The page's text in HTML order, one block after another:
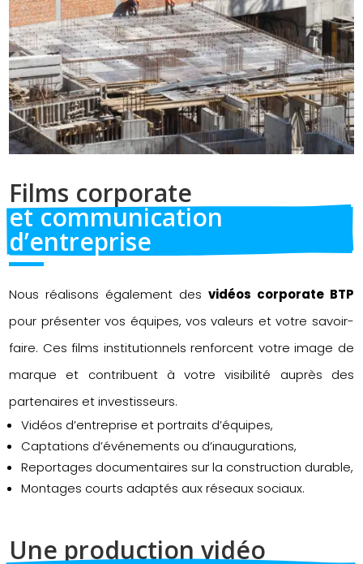
Films corporate
et communication
d’entreprise
Nous réalisons également des vidéos corporate BTP
pour présenter vos équipes, vos valeurs et votre savoir-
faire. Ces films institutionnels renforcent votre image de
marque et contribuent à votre visibilité auprès des
partenaires et investisseurs.
Vidéos d’entreprise et portraits d’équipes,
Captations d’événements ou d’inaugurations,
Reportages documentaires sur la construction durable,
Montages courts adaptés aux réseaux sociaux.
Une production vidéo